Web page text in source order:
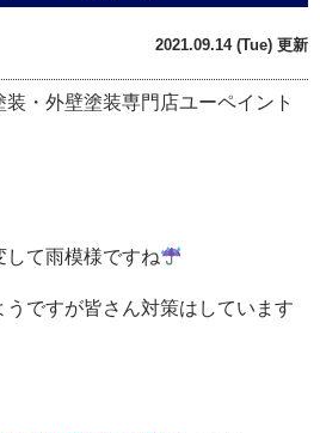
2021.09.14 (Tue) 更新
・外壁塗装専門店ユーペイント
て雨模様ですね
ですが皆さん対策はしています